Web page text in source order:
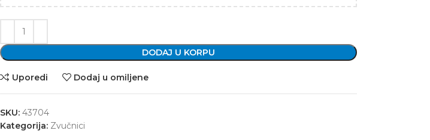
DODAJ U KORPU
Uporedi Dodaj u omiljene
SKU: 43704
Kategorija: Zvučnici